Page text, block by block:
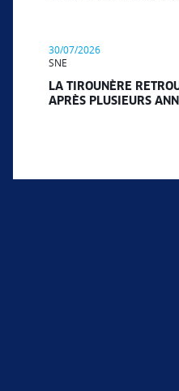
30/07/2026
SNE
LA TIROUNÈRE
APRÈS PLUSIEURS